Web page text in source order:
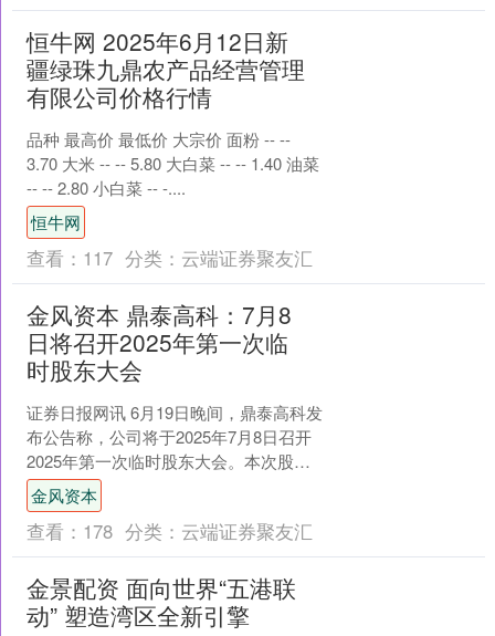
恒牛网 2025年6月12日新
疆绿珠九鼎农产品经营管理
有限公司价格行情
品种 最高价 最低价 大宗价 面粉 -- --
3.70 大米 -- -- 5.80 大白菜 -- -- 1.40 油菜
-- -- 2.80 小白菜 -- -....
恒牛网
查看： 117 分类： 云端证券聚友汇
金风资本 鼎泰高科：7月8
日将召开2025年第一次临
时股东大会
证券日报网讯 6月19日晚间，鼎泰高科发
布公告称，公司将于2025年7月8日召开
2025年第一次临时股东大会。本次股东
大会将审议《关于修订的议案》《关于
制定及修....
金风资本
查看： 178 分类： 云端证券聚友汇
金景配资 面向世界“五港联
动” 塑造湾区全新引擎